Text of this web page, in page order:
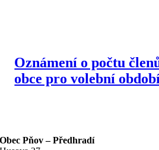
Oznámení o počtu
obce pro volební
Obec Pňov – Předhradí